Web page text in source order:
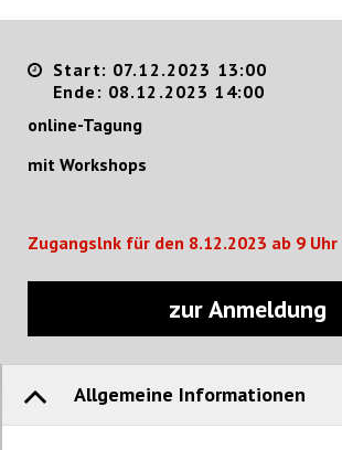
Start: 07.12.2023 13:00
Ende: 08.12.2023 14:00
online-Tagung
mit Workshops
Zugangslnk für den 8.12.2023 ab 9 Uhr
zur Anmeldung
Allgemeine Informationen